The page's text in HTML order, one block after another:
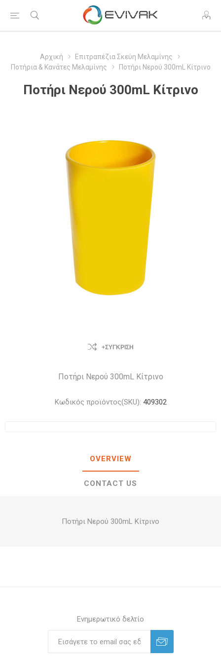
Αρχική
Επιτραπέζια Σκεύη Μελαμίνης
Ποτήρια & Κανάτες Μελαμίνης
Ποτήρι Νερού 300mL Κίτρινο
Ποτήρι Νερού 300mL Κίτρινο
+ΣΎΓΚΡΙΣΗ
Ποτήρι Νερού 300mL Κίτρινο
Κωδικός προϊόντος(SKU): 409302
OVERVIEW
CONTACT US
Ποτήρι Νερού 300mL Κίτρινο
Ενημερωτικό δελτίο